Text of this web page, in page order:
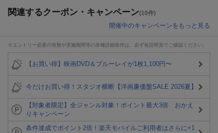
関連するクーポン・キャンペーン(10件)
開催中のキャンペーンをもっと見る
※エントリー必要の有無や実施期間等の各種詳細条件は、必ず各説明頁でご確認ください。
【お買い得】映画DVD＆ブルーレイが1枚1,100円〜
今だけお買い得！スタジオ横断【洋画廉価盤SALE 2026夏】
【対象者限定】全ジャンル対象！ポイント最大3倍 おかえ
りキャンペーン
条件達成でポイント2倍！楽天モバイルご利用者はさらに+1